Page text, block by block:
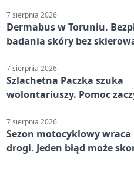
7 sierpnia 2026
Dermabus w Toruniu.
badania skóry bez
7 sierpnia 2026
Szlachetna Paczka szuka
wolontariuszy. Pomoc
7 sierpnia 2026
Sezon motocyklowy wraca
drogi. Jeden błąd może